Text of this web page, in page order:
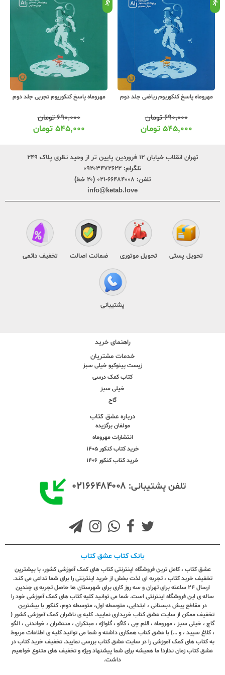
مهروماه پاسخ کنکوریوم ریاضی جلد دوم
۶۹۰,۰۰۰تومان
۵۴۵,۰۰۰ تومان
مهروماه پاسخ کنکوریوم تجربی جلد دوم
۶۹۰,۰۰۰تومان
۵۴۵,۰۰۰ تومان
تهران انقلاب خیابان ۱۲ فروردین پایین تر از وحید نظری پلاک ۲۴۹
تلگرام: ۰۹۲۰۳۴۷۲۶۲۲
تلفن: ۶۶۴۸۴۰۰۸-۰۲۱ (۲۰ خط)
info@ketab.love
تحویل پستی تحویل موتوری ضمانت اصالت تخفیف دائمی
پشتیبانی
راهنمای خرید
خدمات مشتریان
زیست پینوکیو خیلی سبز
کتاب کمک درسی
خیلی سبز
گاج
درباره عشق کتاب
مولفان برگزیده
انتشارات مهروماه
خرید کتاب کنکور 1405
خرید کتاب کنکور 1406
تلفن پشتیبانی: ۰۲۱۶۶۴۸۴۰۰۸
بانک کتاب عشق کتاب
عشق کتاب ، کامل ترین فروشگاه اینترنتی کتاب های کمک آموزشی کشور، با بیشترین
تخفیف خرید کتاب ، تجربه ای لذت بخش از خرید اینترنتی را برای شما تداعی می کند.
ارسال ٢٤ ساعته برای تهران و سه روز کاری برای شهرستان ها حاصل تجربه ی چندین
ساله ی این فروشگاه اینترنتی است. شما می توانید کلیه کتاب های کمک آموزشی خود را
در مقاطع پیش دبستانی ، ابتدایی، متوسطه اول، متوسطه دوم، کنکور با بیشترین
تخفیف ممکن از سایت عشق کتاب خریداری نمایید. کلیه ی ناشران کمک آموزشی کشور (
گاج ، خیلی سبز ، مهروماه ، قلم چی ، کاگو ، گلواژه ، مبتکران ، منتشران ، خواندنی ، الگو
، کلاغ سپید ، و ...) با عشق کتاب همکاری داشته و شما می توانید کلیه ی اطلاعات مربوط
به کتاب های کمک آموزشی را در سایت عشق کتاب بررسی نمایید. تخفیف خرید کتاب در
عشق کتاب زمان ندارد! ما همیشه برای شما پیشنهاد ویژه و تخفیف های متنوع خواهیم
داشت.